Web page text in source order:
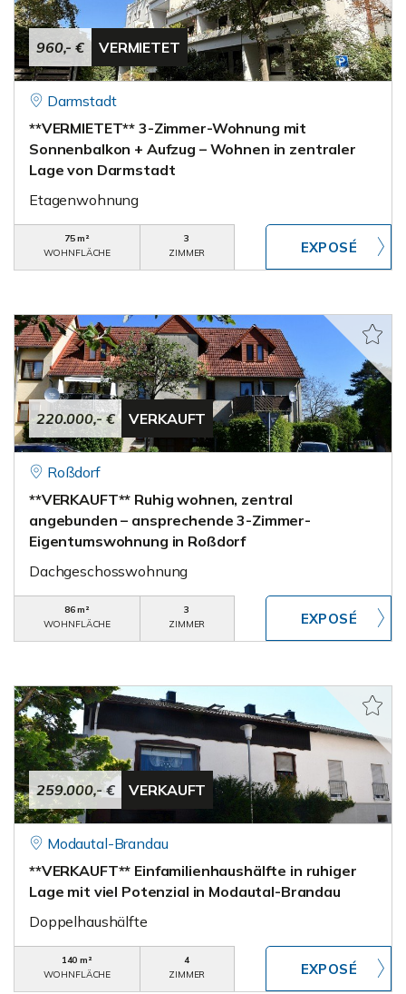
960,- € VERMIETET
Darmstadt
**VERMIETET** 3-Zimmer-Wohnung mit
Sonnenbalkon + Aufzug – Wohnen in zentraler
Lage von Darmstadt
Etagenwohnung
75 m²
WOHNFLÄCHE
3
ZIMMER
220.000,- € VERKAUFT
Roßdorf
**VERKAUFT** Ruhig wohnen, zentral
angebunden – ansprechende 3-Zimmer-
Eigentumswohnung in Roßdorf
Dachgeschosswohnung
86 m²
WOHNFLÄCHE
3
ZIMMER
259.000,- € VERKAUFT
Modautal-Brandau
**VERKAUFT** Einfamilienhaushälfte in ruhiger
Lage mit viel Potenzial in Modautal-Brandau
Doppelhaushälfte
140 m²
WOHNFLÄCHE
4
ZIMMER